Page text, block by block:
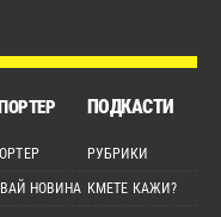
НОВИНА
ПОДКАСТИ
РУБРИКИ
КМЕТЕ КАЖИ?